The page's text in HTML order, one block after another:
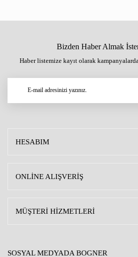
Bizden Haber Almak
Haber listemize kayıt olarak
HESABIM
ONLİNE ALIŞVERİŞ
MÜŞTERİ HİZMETLERİ
SOSYAL MEDYADA BOGNER